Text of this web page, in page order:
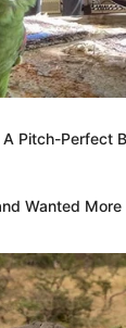
Pitch-Perfect
Wanted